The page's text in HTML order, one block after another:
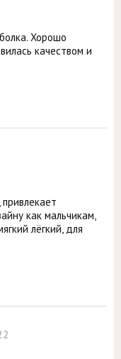
Хорошо
качеством и
как мальчикам,
лёгкий, для